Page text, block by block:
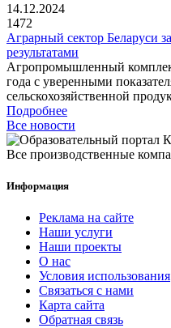
14.12.2024
1472
Аграрный сектор Беларуси
результатами
Агропромышленный
года с уверенными
сельскохозяйственной
Подробнее
Все новости
Все производственные
Информация
Реклама на сайте
Наши услуги
Наши проекты
О нас
Условия использования
Связаться с нами
Карта сайта
Обратная связь